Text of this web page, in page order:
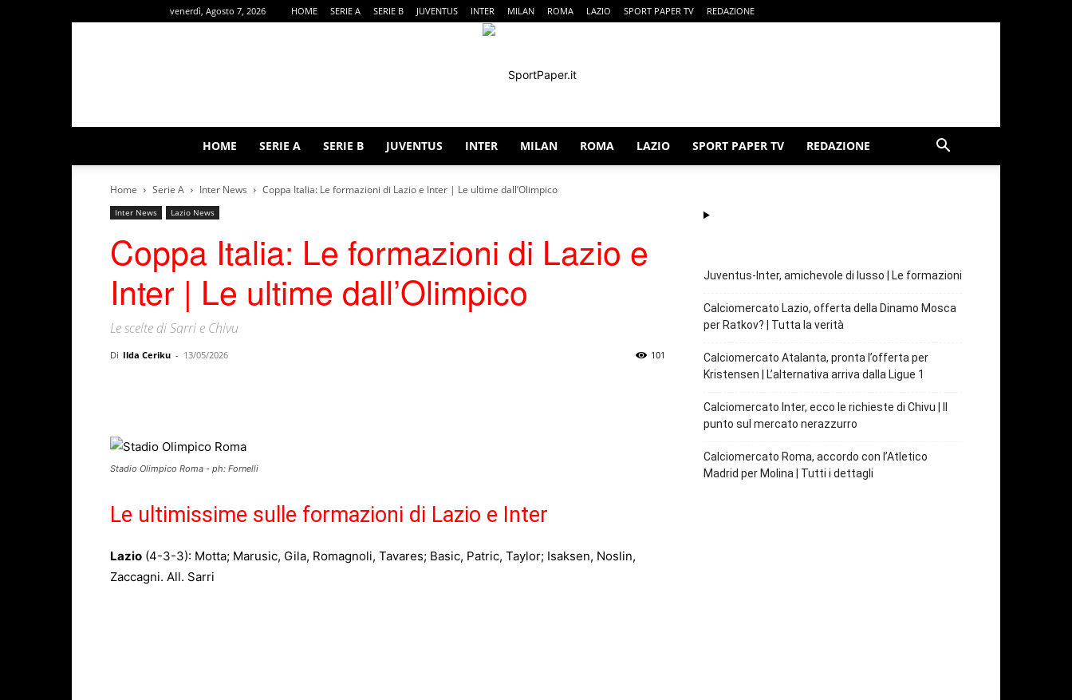
venerdì, Agosto 7, 2026 HOME SERIE A SERIE B JUVENTUS INTER MILAN ROMA LAZIO SPORT PAPER TV REDAZIONE
HOME SERIE A SERIE B JUVENTUS INTER MILAN ROMA LAZIO SPORT PAPER TV REDAZIONE
Home Serie A Inter News Coppa Italia: Le formazioni di Lazio e Inter | Le ultime dall’Olimpico
Inter News Lazio News
Coppa Italia: Le formazioni di Lazio e
Inter | Le ultime dall’Olimpico
Le scelte di Sarri e Chivu
Di Ilda Ceriku - 13/05/2026 101
Stadio Olimpico Roma - ph: Fornelli
Le ultimissime sulle formazioni di Lazio e Inter
Lazio (4-3-3): Motta; Marusic, Gila, Romagnoli, Tavares; Basic, Patric, Taylor; Isaksen, Noslin,
Zaccagni. All. Sarri
Juventus-Inter, amichevole di lusso | Le formazioni
Calciomercato Lazio, offerta della Dinamo Mosca
per Ratkov? | Tutta la verità
Calciomercato Atalanta, pronta l’offerta per
Kristensen | L’alternativa arriva dalla Ligue 1
Calciomercato Inter, ecco le richieste di Chivu | Il
punto sul mercato nerazzurro
Calciomercato Roma, accordo con l’Atletico
Madrid per Molina | Tutti i dettagli